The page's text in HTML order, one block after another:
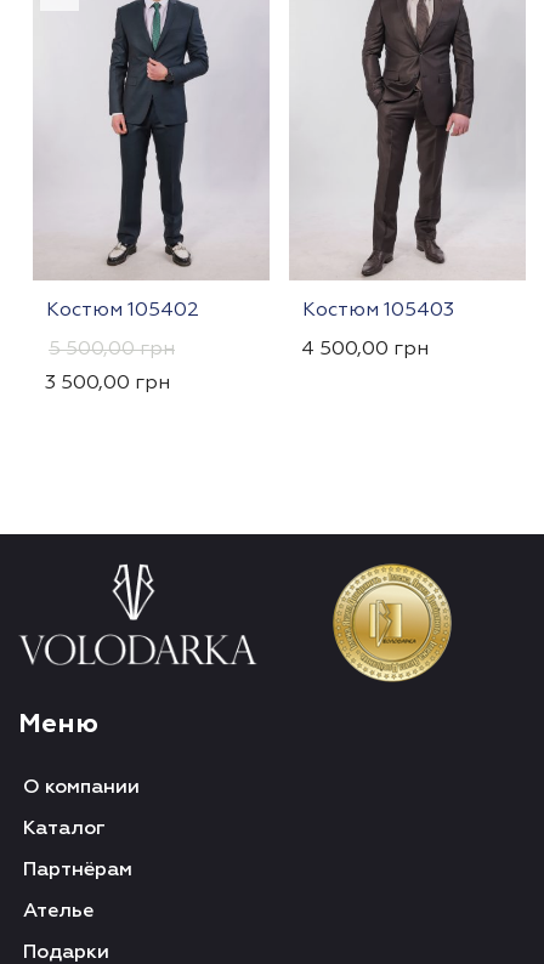
Костюм 105402
5 500,00грн
3 500,00 грн
Костюм 105403
4 500,00 грн
Меню
О компании
Каталог
Партнёрам
Ателье
Подарки